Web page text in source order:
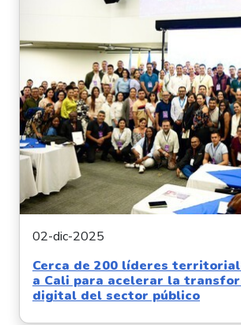
02-dic-2025
Cerca de 200 líderes
a Cali para acelerar la
digital del sector público